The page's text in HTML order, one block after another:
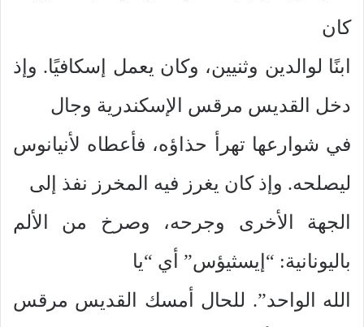
كان
ابنًا لوالدين وثنيين، وكان يعمل إسكافيًا. وإذ
دخل القديس مرقس الإسكندرية وجال
في شوارعها تهرأ حذاؤه، فأعطاه لأنيانوس
ليصلحه. وإذ كان يغرز فيه المخرز نفذ إلى
الجهة الأخرى وجرحه، وصرخ من الألم
باليونانية: “إيسثيؤس” أي “يا
الله الواحد”. للحال أمسك القديس مرقس